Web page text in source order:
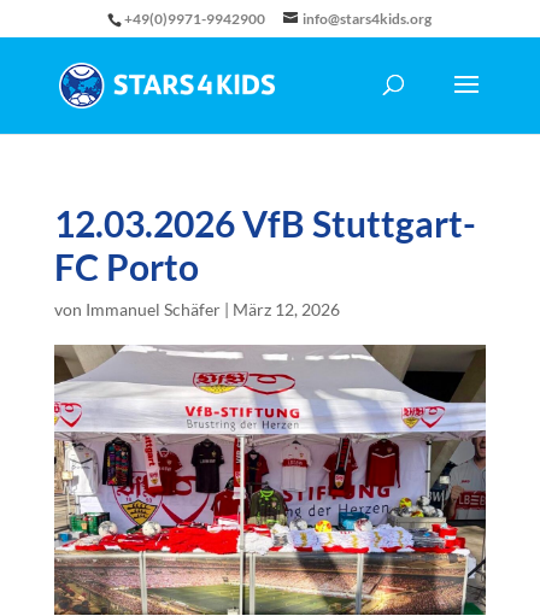
+49(0)9971-9942900 info@stars4kids.org
12.03.2026 VfB Stuttgart-
FC Porto
von Immanuel Schäfer| März 12, 2026